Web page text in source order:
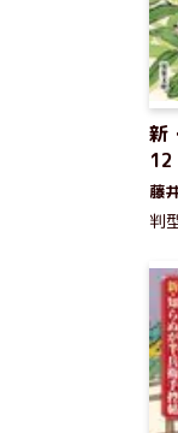
新
12
藤
判